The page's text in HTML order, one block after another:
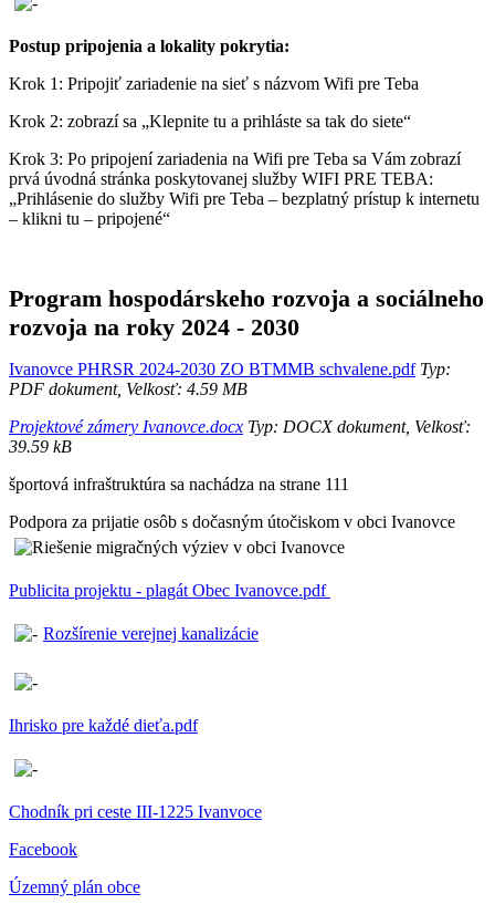
Postup pripojenia a lokality pokrytia:
Krok 1: Pripojiť zariadenie na sieť s názvom Wifi pre Teba
Krok 2: zobrazí sa „Klepnite tu a prihláste sa tak do siete“
Krok 3: Po pripojení zariadenia na Wifi pre Teba sa Vám zobrazí
prvá úvodná stránka poskytovanej služby WIFI PRE TEBA:
„Prihlásenie do služby Wifi pre Teba – bezplatný prístup k internetu
– klikni tu – pripojené“
Program hospodárskeho rozvoja a sociálneho
rozvoja na roky 2024 - 2030
Ivanovce PHRSR 2024-2030 ZO BTMMB schvalene.pdfTyp:
PDF dokument, Velkosť: 4.59 MB
Projektové zámery Ivanovce.docx Typ: DOCX dokument, Velkosť:
39.59 kB
športová infraštruktúra sa nachádza na strane 111
Podpora za prijatie osôb s dočasným útočiskom v obci Ivanovce
Publicita projektu - plagát Obec Ivanovce.pdf
Rozšírenie verejnej kanalizácie
Ihrisko pre každé dieťa.pdf
Chodník pri ceste III-1225 Ivanvoce
Facebook
Územný plán obce